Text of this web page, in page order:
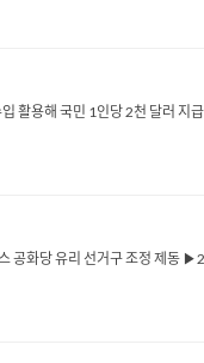
용해 국민 1인당 2천 달러 지
화당 유리 선거구 조정 제동